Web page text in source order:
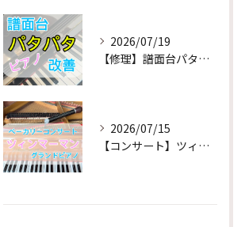
2026/07/19
【修理】譜面台パタパタを改善！ストレス解消！
2026/07/15
【コンサート】ツィンマーマンのグランドピアノ♪木目猫足グラン...